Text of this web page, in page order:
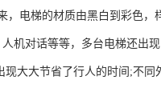
电梯的材质由黑白到彩色，
机对话等等，多台电梯还出
大大节省了行人的时间;不同